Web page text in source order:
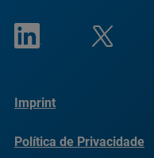
Imprint
Política de Privacidade